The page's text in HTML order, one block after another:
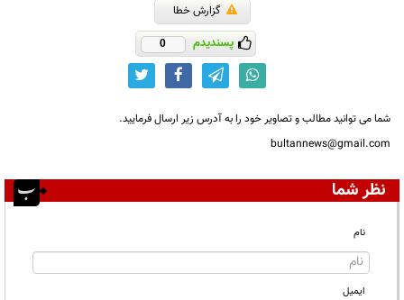
گزارش خطا
پسندیدم 0
شما می توانید مطالب و تصاویر خود را به آدرس زیر ارسال فرمایید.
bultannews@gmail.com
نظر شما
نام
ایمیل